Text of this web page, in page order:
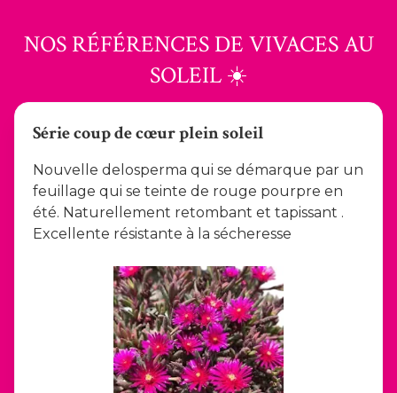
NOS RÉFÉRENCES DE VIVACES AU
SOLEIL ☀️
Série coup de cœur plein soleil
Nouvelle delosperma qui se démarque par un
feuillage qui se teinte de rouge pourpre en
été. Naturellement retombant et tapissant .
Excellente résistante à la sécheresse